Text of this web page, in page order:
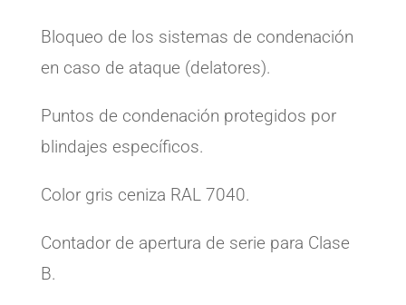
Bloqueo de los sistemas de condenación
en caso de ataque (delatores).
Puntos de condenación protegidos por
blindajes específicos.
Color gris ceniza RAL 7040.
Contador de apertura de serie para Clase
B.